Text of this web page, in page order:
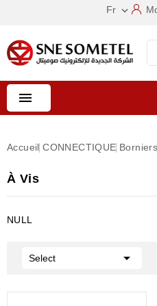
Fr 

Accueil CONNECTIQUE Borniers
À Vis
NULL
Select 